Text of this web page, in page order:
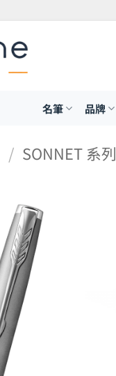
名筆 品牌
/ SONNET 系列